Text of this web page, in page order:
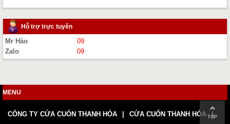
Hỗ trợ trực tuyến
Mr Hào
09
Zalo
09
MENU
CÔNG TY CỬA CUỐN THANH HÓA CỬA CUỐN THANH HÓA TOP